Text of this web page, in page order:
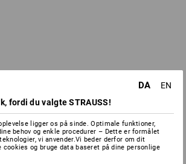
DA
EN
fordi du valgte STRAUSS!
ligger os på sinde. Optimale funktioner,
behov og enkle procedurer – Dette er formålet
vi anvender.Vi beder derfor om dit
og bruge data baseret på dine personlige